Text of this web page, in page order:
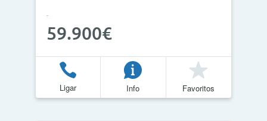
59.900€
Ligar Info Favoritos